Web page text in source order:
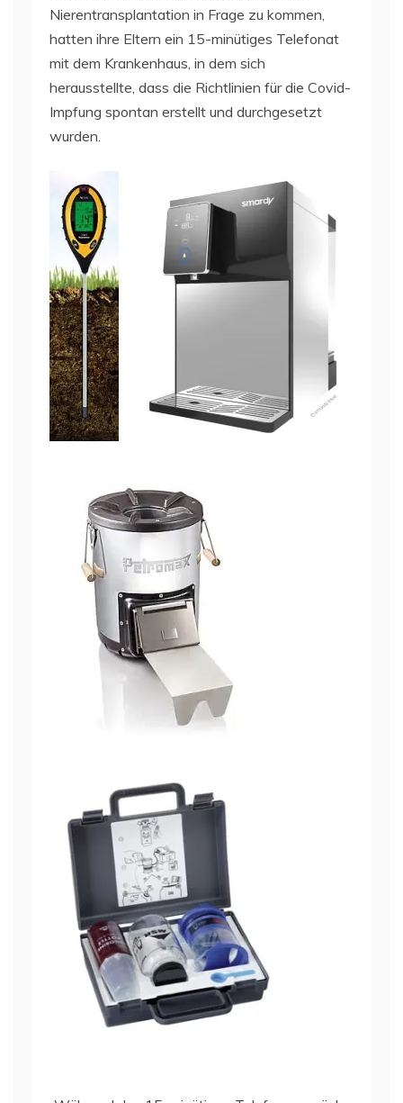
Nierentransplantation in Frage zu kommen,
hatten ihre Eltern ein 15-minütiges Telefonat
mit dem Krankenhaus, in dem sich
herausstellte, dass die Richtlinien für die Covid-
Impfung spontan erstellt und durchgesetzt
wurden.